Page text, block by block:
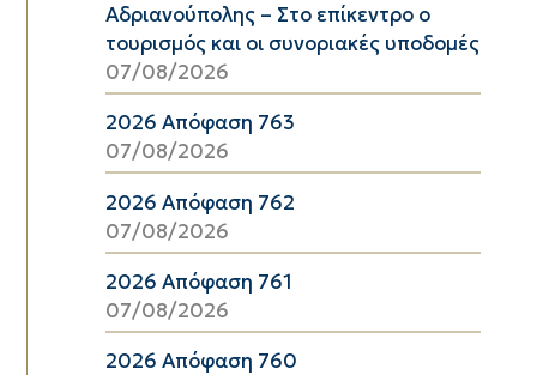
Αδριανούπολης – Στο επίκεντρο ο
τουρισμός και οι συνοριακές υποδομές
07/08/2026
2026 Απόφαση 763
07/08/2026
2026 Απόφαση 762
07/08/2026
2026 Απόφαση 761
07/08/2026
2026 Απόφαση 760